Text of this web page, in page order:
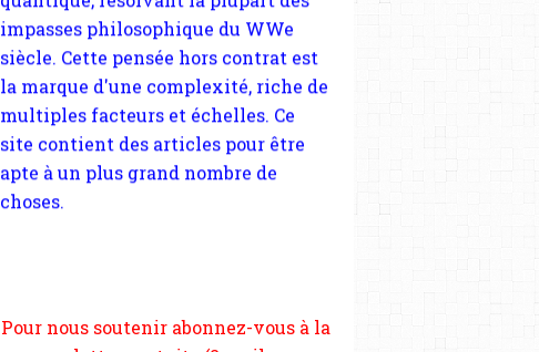
site contient des articles pour être
apte à un plus grand nombre de
choses.
et si vous le pouvez faîtes des liens